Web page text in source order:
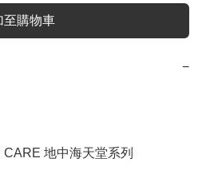
至購物車
−
地中海天堂系列